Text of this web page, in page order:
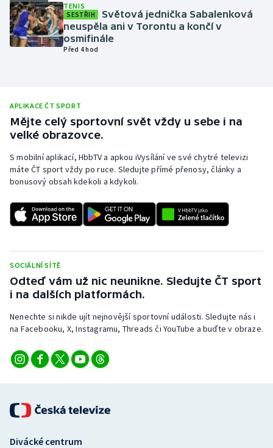
Olympijské hry
Parasport
Plážový volejbal
Ragby
Rychlobruslení
Short track
Sportovní střelba
Stolní tenis
Triatlon
Vodní slalom
Volejbal
TENIS
SESTŘIH
Světová jednička Sabalenková
neuspěla ani v Torontu a končí v
osmifinále
Před 4 hod
APLIKACE ČT SPORT
Mějte celý sportovní svět vždy u sebe i na
velké obrazovce.
S mobilní aplikací, HbbTV a apkou iVysílání ve své chytré televizi
máte ČT sport vždy po ruce. Sledujte přímé přenosy, články a
bonusový obsah kdekoli a kdykoli.
SOCIÁLNÍ SÍTĚ
Odteď vám už nic neunikne. Sledujte ČT sport
i na dalších platformách.
Nenechte si nikde ujít nejnovější sportovní události. Sledujte nás i
na Facebooku, X, Instagramu, Threads či YouTube a buďte v obraze.
Divácké centrum